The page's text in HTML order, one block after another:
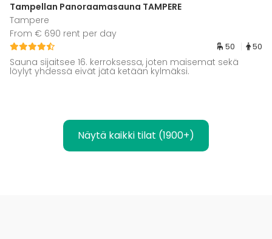
Tampellan Panoraamasauna TAMPERE
Tampere
From € 690 rent per day
50 50
Sauna sijaitsee 16. kerroksessa, joten maisemat sekä
löylyt yhdessä eivät jätä ketään kylmäksi.
Näytä kaikki tilat (1900+)